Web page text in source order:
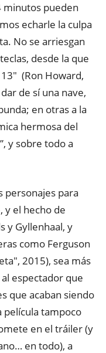
minutos pueden
echarle la culpa
No se arriesgan
desde la que
(Ron Howard,
de sí una nave,
en otras a la
hermosa del
y sobre todo a
personajes para
y el hecho de
y Gyllenhaal, y
como Ferguson
2015), sea más
espectador que
que acaban siendo
película tampoco
en el tráiler (y
en todo), a